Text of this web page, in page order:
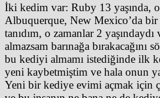
İki kedim var: Ruby 13 yaşında,
Albuquerque, New Mexico’da bir
tanıdım, o zamanlar 2 yaşındaydı
almazsam barınağa bırakacağını
bu kediyi almamı istediğinde ilk
yeni kaybetmiştim ve hala onun
Yeni bir kediye evimi açmak için